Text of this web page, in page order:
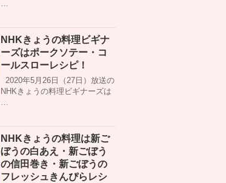
…
NHKきょうの料理ビギナ
ーズはポークソテー・コ
ールスローレシピ！
2020年5月26日（27日）放送の
NHKきょうの料理ビギナーズは
…
NHKきょうの料理は新ご
ぼうの白あえ・新ごぼう
の信田巻き・新ごぼうの
フレッシュきんぴらレシ